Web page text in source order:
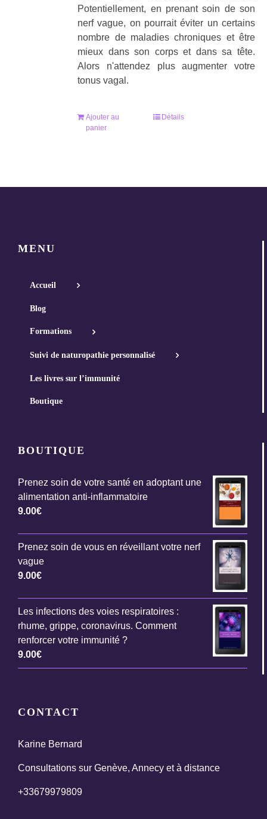
Potentiellement, en prenant soin de son
nerf vague, on pourrait éviter un certains
nombre de maladies chroniques et être
mieux dans son corps et dans sa tête.
Alors n'attendez plus augmenter votre
tonus vagal.
Ajouter au
panier
Détails
MENU
Accueil
Blog
Formations
Suivi de naturopathie personnalisé
Les livres sur l’immunité
Boutique
BOUTIQUE
Prenez soin de votre santé en adoptant une
alimentation anti-inflammatoire
9.00€
Prenez soin de vous en réveillant votre nerf
vague
9.00€
Les infections des voies respiratoires :
rhume, grippe, coronavirus. Comment
renforcer votre immunité ?
9.00€
CONTACT
Karine Bernard
Consultations sur Genève, Annecy et à distance
+33679979809